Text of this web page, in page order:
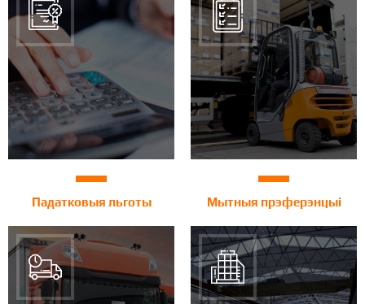
Падатковыя льготы Мытныя прэферэнцыі